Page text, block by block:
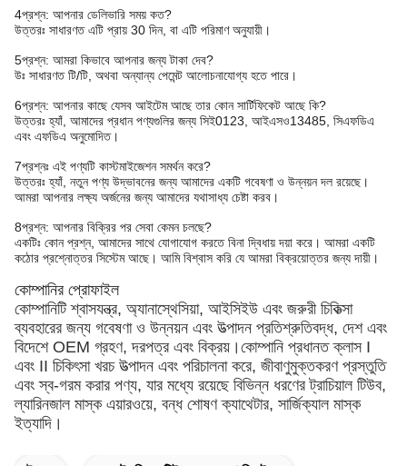
4প্রশ্ন: আপনার ডেলিভারি সময় কত?
উত্তরঃ সাধারণত এটি প্রায় 30 দিন, বা এটি পরিমাণ অনুযায়ী।
5প্রশ্ন: আমরা কিভাবে আপনার জন্য টাকা দেব?
উঃ সাধারণত টি/টি, অথবা অন্যান্য পেমেন্ট আলোচনাযোগ্য হতে পারে।
6প্রশ্ন: আপনার কাছে যেসব আইটেম আছে তার কোন সার্টিফিকেট আছে কি?
উত্তরঃ হ্যাঁ, আমাদের প্রধান পণ্যগুলির জন্য সিই0123, আইএসও13485, সিএফডিএ
এবং এফডিএ অনুমোদিত।
7প্রশ্নঃ এই পণ্যটি কাস্টমাইজেশন সমর্থন করে?
উত্তরঃ হ্যাঁ, নতুন পণ্য উদ্ভাবনের জন্য আমাদের একটি গবেষণা ও উন্নয়ন দল রয়েছে।
আমরা আপনার লক্ষ্য অর্জনের জন্য আমাদের যথাসাধ্য চেষ্টা করব।
8প্রশ্ন: আপনার বিক্রির পর সেবা কেমন চলছে?
একটিঃ কোন প্রশ্ন, আমাদের সাথে যোগাযোগ করতে বিনা দ্বিধায় দয়া করে। আমরা একটি
কঠোর প্রশ্নোত্তর সিস্টেম আছে। আমি বিশ্বাস করি যে আমরা বিক্রয়োত্তর জন্য দায়ী।
কোম্পানির প্রোফাইল
কোম্পানিটি শ্বাসযন্ত্র, অ্যানাস্থেসিয়া, আইসিইউ এবং জরুরী চিকিত্সা
ব্যবহারের জন্য গবেষণা ও উন্নয়ন এবং উত্পাদন প্রতিশ্রুতিবদ্ধ, দেশ এবং
বিদেশে OEM গ্রহণ, দরপত্র এবং বিক্রয়।কোম্পানি প্রধানত ক্লাস I
এবং II চিকিৎসা খরচ উত্পাদন এবং পরিচালনা করে, জীবাণুমুক্তকরণ প্রস্তুতি
এবং স্ব-গরম করার পণ্য, যার মধ্যে রয়েছে বিভিন্ন ধরণের ট্রাচিয়াল টিউব,
ল্যারিনজাল মাস্ক এয়ারওয়ে, বন্ধ শোষণ ক্যাথেটার, সার্জিক্যাল মাস্ক
ইত্যাদি।